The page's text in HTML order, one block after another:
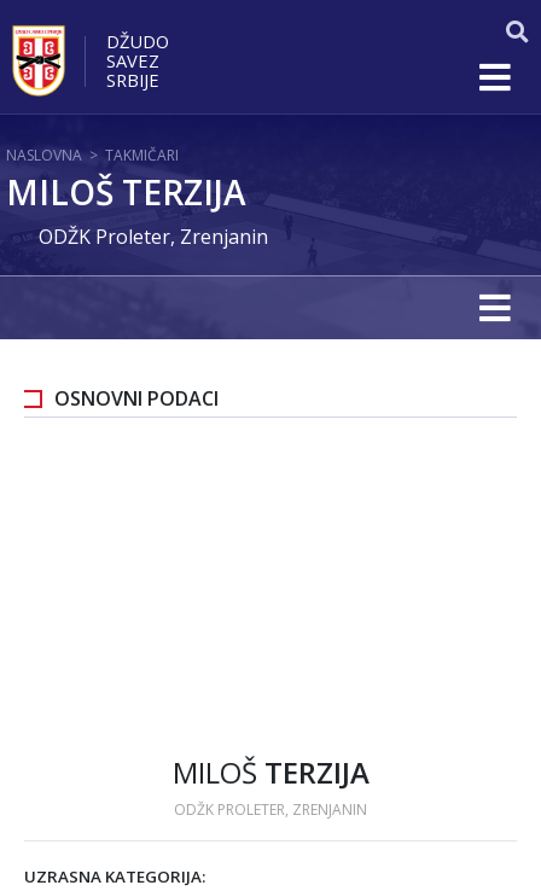
DŽUDO
SAVEZ
SRBIJE
NASLOVNA > TAKMIČARI
MILOŠ TERZIJA
ODŽK Proleter, Zrenjanin
OSNOVNI PODACI
MILOŠ TERZIJA
ODŽK PROLETER, ZRENJANIN
UZRASNA KATEGORIJA: